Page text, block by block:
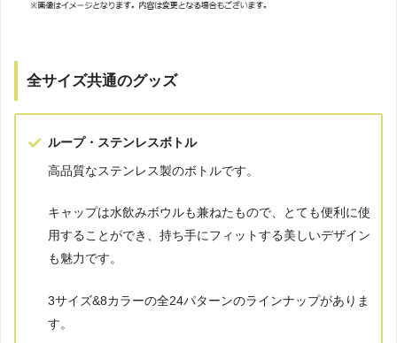
全サイズ共通のグッズ
ループ・ステンレスボトル
高品質なステンレス製のボトルです。
キャップは水飲みボウルも兼ねたもので、とても便利に使
用することができ、持ち手にフィットする美しいデザイン
も魅力です。
3サイズ&8カラーの全24パターンのラインナップがありま
す。